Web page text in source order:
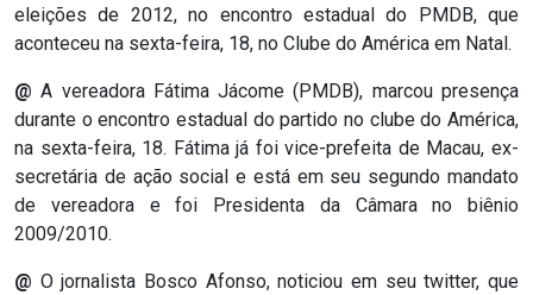
ASSEMBLEIA
DO
RN
ASSEMBLEIA
RN
eleições de 2012, no encontro estadual do PMDB, que
aconteceu na sexta-feira, 18, no Clube do América em Natal.
@ A vereadora Fátima Jácome (PMDB), marcou presença
durante o encontro estadual do partido no clube do América,
na sexta-feira, 18. Fátima já foi vice-prefeita de Macau, ex-
secretária de ação social e está em seu segundo mandato
de vereadora e foi Presidenta da Câmara no biênio
2009/2010.
@ O jornalista Bosco Afonso, noticiou em seu twitter, que